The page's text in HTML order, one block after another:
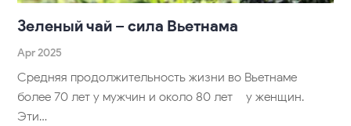
Зеленый чай – сила Вьетнама
Apr 2025
Средняя продолжительность жизни во Вьетнаме –
более 70 лет у мужчин и около 80 лет – у женщин.
Эти…